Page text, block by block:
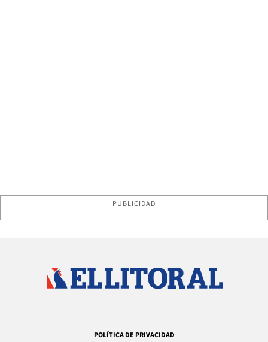
PUBLICIDAD
POLÍTICA DE PRIVACIDAD